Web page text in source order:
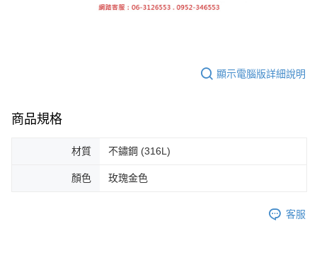
顯示電腦版詳細說明
商品規格
材質 不鏽鋼 (316L)
顏色 玫瑰金色
客服